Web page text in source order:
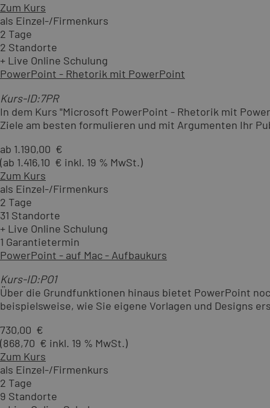
Zum Kurs
als Einzel-/Firmenkurs
2 Tage
2 Standorte
+ Live Online Schulung
PowerPoint - Rhetorik mit PowerPoint
Kurs-ID:7PR
In dem Kurs "Microsoft PowerPoint - Rhetorik mit
Ziele am besten formulieren und mit Argumenten Ihr
ab 1.190,00 €
(ab 1.416,10 € inkl. 19 % MwSt.)
Zum Kurs
als Einzel-/Firmenkurs
2 Tage
31 Standorte
+ Live Online Schulung
1 Garantietermin
PowerPoint - auf Mac - Aufbaukurs
Kurs-ID:PO1
Über die Grundfunktionen hinaus bietet PowerPoint
beispielsweise, wie Sie eigene Vorlagen und Designs
730,00 €
(868,70 € inkl. 19 % MwSt.)
Zum Kurs
als Einzel-/Firmenkurs
2 Tage
9 Standorte